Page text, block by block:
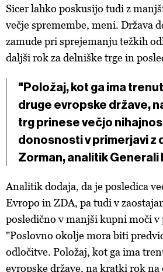
Sicer lahko poskusijo tudi z
večje spremembe, meni. Država
zamude pri sprejemanju težkih
daljši rok za delniške trge in
"Položaj, kot ga ima
druge evropske države,
trg prinese večjo
donosnosti v primerjavi z
Zorman, analitik
Analitik dodaja, da je posledica
Evropo in ZDA, pa tudi v
posledično v manjši kupni moči
"Poslovno okolje mora biti
odločitve. Položaj, kot ga ima
evropske države, na kratki rok